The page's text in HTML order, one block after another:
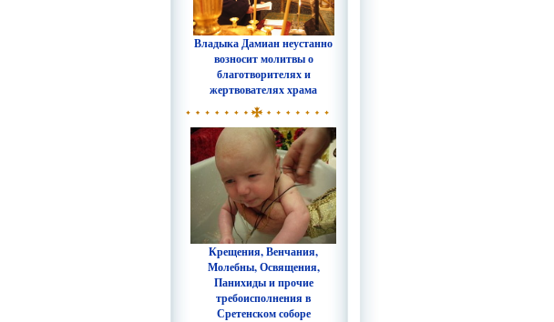
Владыка Дамиан неустанно
возносит молитвы о
благотворителях и
жертвователях храма
Крещения, Венчания,
Молебны, Освящения,
Панихиды и прочие
требоисполнения в
Сретенском соборе